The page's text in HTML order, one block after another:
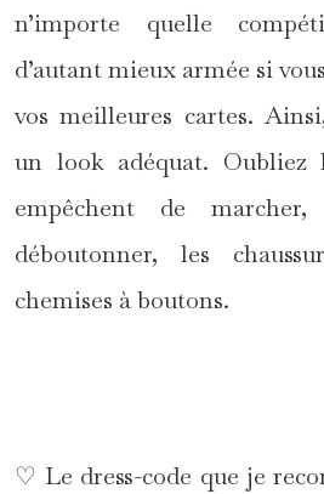
n’importe quelle
d’autant mieux armée si
vos meilleures cartes.
un look adéquat. Oubliez
empêchent de
déboutonner, les
chemises à boutons.
♡ Le dress-code que je